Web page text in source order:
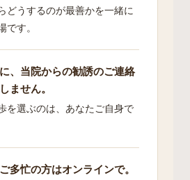
どうするのが最善かを一緒に
です。
、当院からの勧誘のご連絡
ません。
を選ぶのは、あなたご自身で
多忙の方はオンラインで。